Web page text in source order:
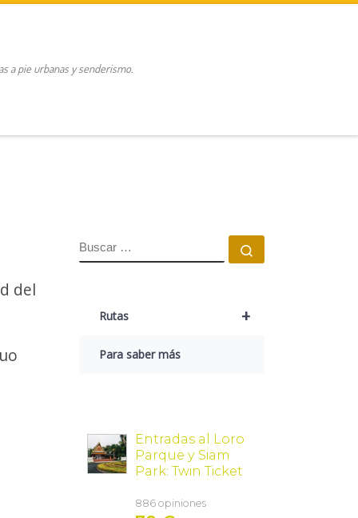
a pie urbanas y senderismo.
del
BUSCAR
+
Rutas
Para saber más